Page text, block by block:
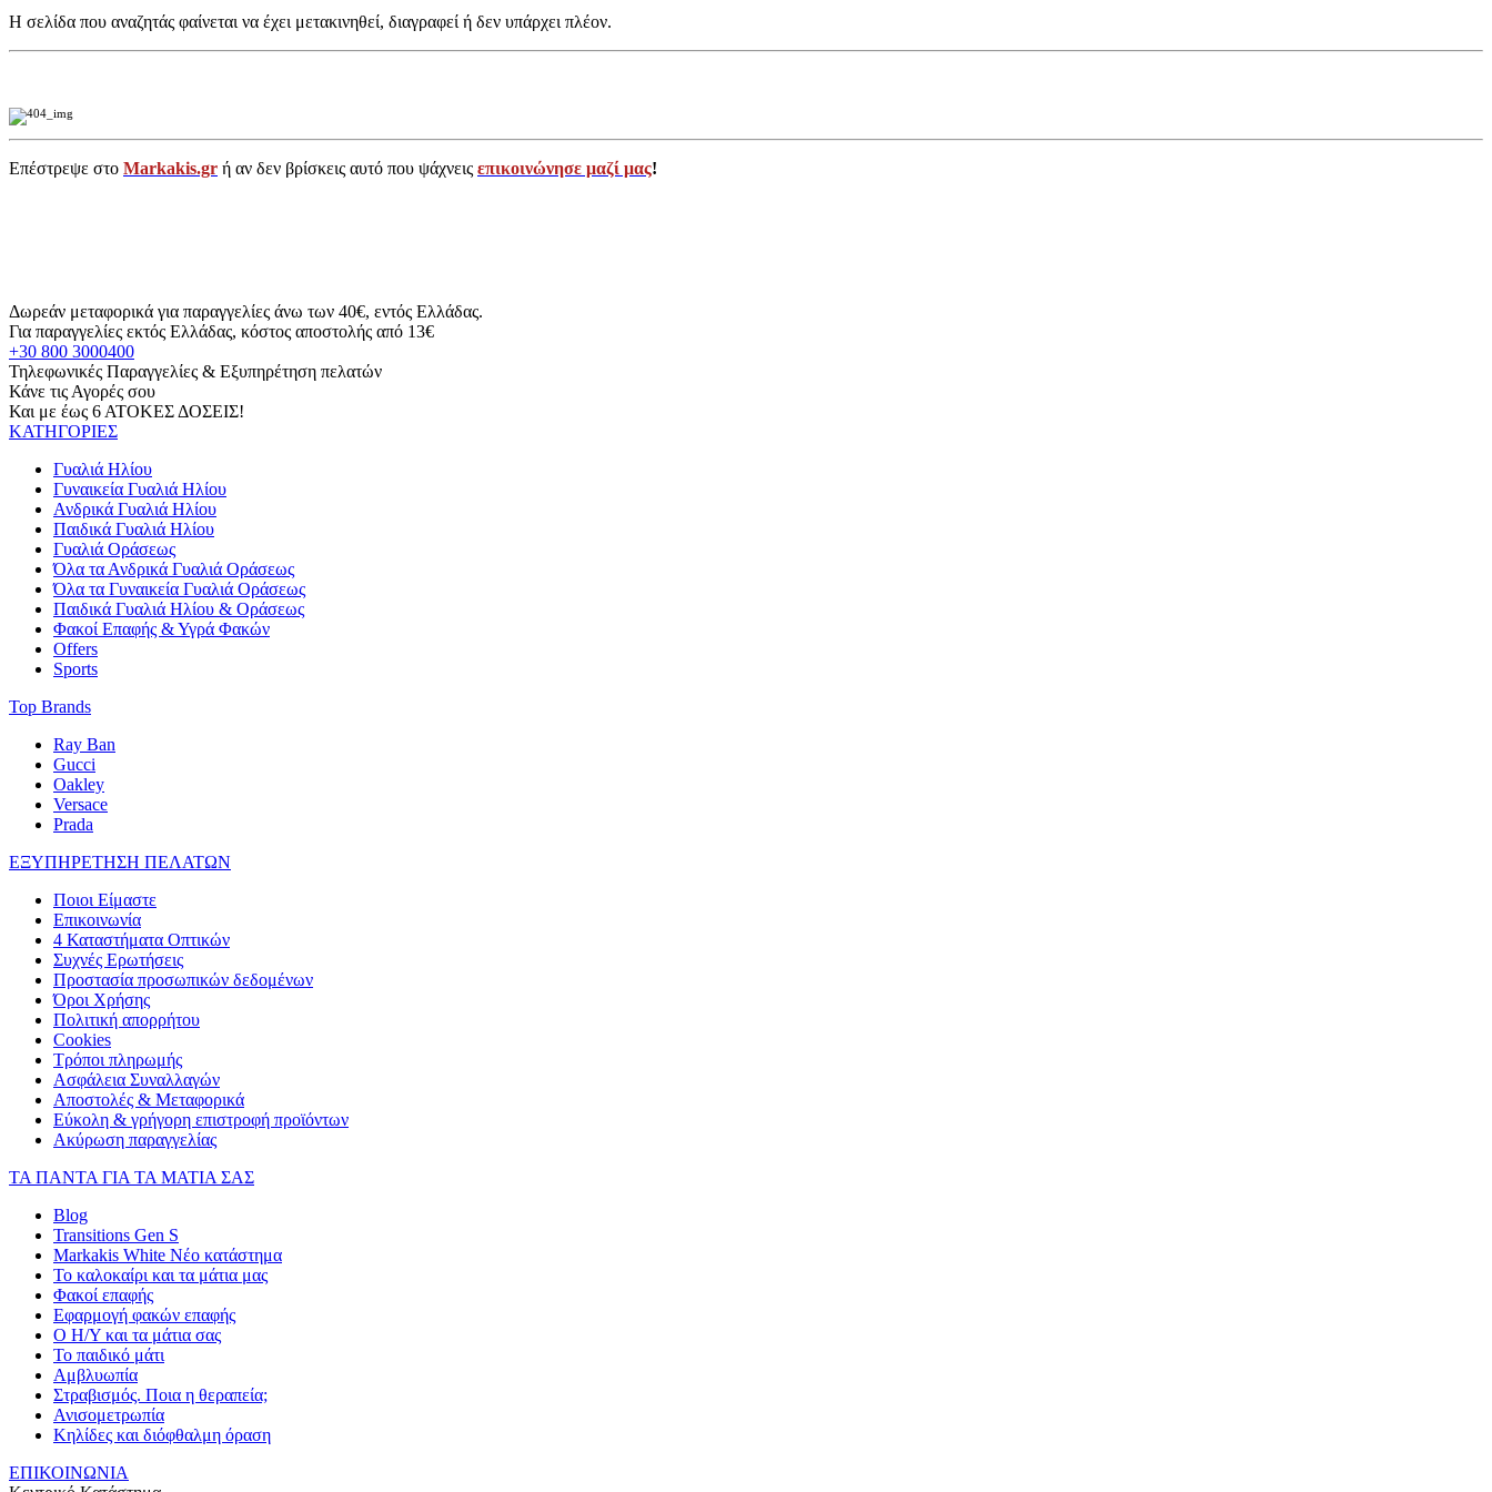
Η σελίδα που αναζητάς φαίνεται να έχει μετακινηθεί, διαγραφεί ή δεν υπάρχει πλέον.
Επέστρεψε στο Markakis.gr ή αν δεν βρίσκεις αυτό που ψάχνεις επικοινώνησε μαζί μας!
Δωρεάν μεταφορικά για παραγγελίες άνω των 40€, εντός Ελλάδας.
Για παραγγελίες εκτός Ελλάδας, κόστος αποστολής από 13€
+30 800 3000400
Τηλεφωνικές Παραγγελίες & Εξυπηρέτηση πελατών
Κάνε τις Αγορές σου
Και με έως 6 ΑΤΟΚΕΣ ΔΟΣΕΙΣ!
ΚΑΤΗΓΟΡΙΕΣ
Γυαλιά Ηλίου
Γυναικεία Γυαλιά Ηλίου
Ανδρικά Γυαλιά Ηλίου
Παιδικά Γυαλιά Ηλίου
Γυαλιά Οράσεως
Όλα τα Ανδρικά Γυαλιά Οράσεως
Όλα τα Γυναικεία Γυαλιά Οράσεως
Παιδικά Γυαλιά Ηλίου & Οράσεως
Φακοί Επαφής & Υγρά Φακών
Offers
Sports
Top Brands
Ray Ban
Gucci
Oakley
Versace
Prada
ΕΞΥΠΗΡΕΤΗΣΗ ΠΕΛΑΤΩΝ
Ποιοι Είμαστε
Επικοινωνία
4 Καταστήματα Οπτικών
Συχνές Ερωτήσεις
Προστασία προσωπικών δεδομένων
Όροι Χρήσης
Πολιτική απορρήτου
Cookies
Τρόποι πληρωμής
Ασφάλεια Συναλλαγών
Αποστολές & Μεταφορικά
Εύκολη & γρήγορη επιστροφή προϊόντων
Ακύρωση παραγγελίας
ΤΑ ΠΑΝΤΑ ΓΙΑ ΤΑ ΜΑΤΙΑ ΣΑΣ
Blog
Transitions Gen S
Markakis White Νέο κατάστημα
Το καλοκαίρι και τα μάτια μας
Φακοί επαφής
Εφαρμογή φακών επαφής
Ο Η/Υ και τα μάτια σας
Το παιδικό μάτι
Αμβλυωπία
Στραβισμός. Ποια η θεραπεία;
Ανισομετρωπία
Κηλίδες και διόφθαλμη όραση
ΕΠΙΚΟΙΝΩΝΙΑ